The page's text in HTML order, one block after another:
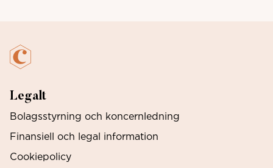
Legalt
Bolagsstyrning och koncernledning
Finansiell och legal information
Cookiepolicy